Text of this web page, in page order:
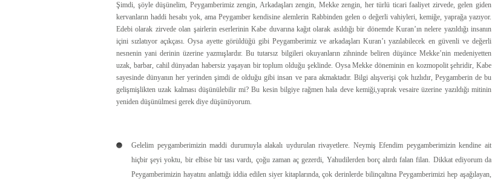
Şimdi, şöyle düşünelim, Peygamberimiz zengin, Arkadaşları zengin, Mekke zengin, her türlü ticari faaliyet zirvede, gelen giden
kervanların haddi hesabı yok, ama Peygamber kendisine alemlerin Rabbinden gelen o değerli vahiyleri, kemiğe, yaprağa yazıyor.
Edebi olarak zirvede olan şairlerin eserlerinin Kabe duvarına kağıt olarak asıldığı bir dönemde Kuran’ın nelere yazıldığı insanın
içini sızlatıyor açıkçası. Oysa ayette görüldüğü gibi Peygamberimiz ve arkadaşları Kuran’ı yazılabilecek en güvenli ve değerli
nesnenin yani derinin üzerine yazmışlardır. Bu tutarsız bilgileri okuyanların zihninde beliren düşünce Mekke’nin medeniyetten
uzak, barbar, cahil dünyadan habersiz yaşayan bir toplum olduğu şeklinde. Oysa Mekke döneminin en kozmopolit şehridir, Kabe
sayesinde dünyanın her yerinden şimdi de olduğu gibi insan ve para akmaktadır. Bilgi alışverişi çok hızlıdır, Peygamberin de bu
gelişmişlikten uzak kalması düşünülebilir mi? Bu kesin bilgiye rağmen hala deve kemiği,yaprak vesaire üzerine yazıldığı mitinin
yeniden düşünülmesi gerek diye düşünüyorum.
Gelelim peygamberimizin maddi durumuyla alakalı uydurulan rivayetlere. Neymiş Efendim peygamberimizin kendine ait
hiçbir şeyi yoktu, bir elbise bir tası vardı, çoğu zaman aç gezerdi, Yahudilerden borç alırdı falan filan. Dikkat ediyorum da
Peygamberimizin hayatını anlattığı iddia edilen siyer kitaplarında, çok derinlerde bilinçaltına Peygamberimizi hep aşağılayan,